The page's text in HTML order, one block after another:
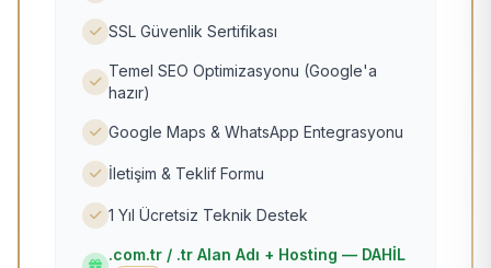
SSL Güvenlik Sertifikası
Temel SEO Optimizasyonu (Google'a
hazır)
Google Maps & WhatsApp Entegrasyonu
İletişim & Teklif Formu
1 Yıl Ücretsiz Teknik Destek
.com.tr / .tr Alan Adı + Hosting — DAHİL